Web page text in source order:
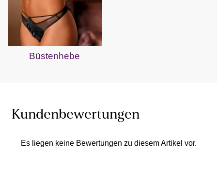
Büstenhebe
Kundenbewertungen
Es liegen keine Bewertungen zu diesem Artikel vor.